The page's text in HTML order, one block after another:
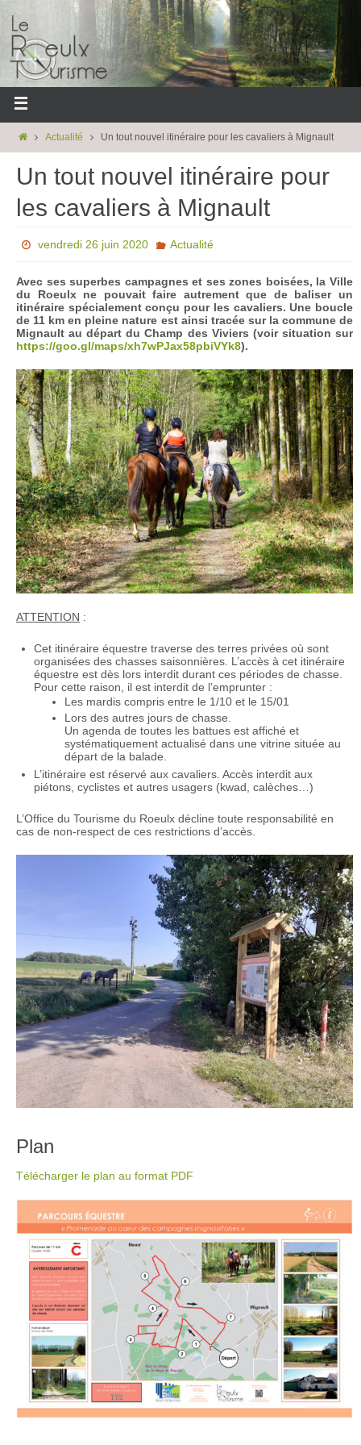
Actualité Un tout nouvel itinéraire pour les cavaliers à Mignault
Un tout nouvel itinéraire pour
les cavaliers à Mignault
vendredi 26 juin 2020 Actualité
Avec ses superbes campagnes et ses zones boisées, la Ville
du Roeulx ne pouvait faire autrement que de baliser un
itinéraire spécialement conçu pour les cavaliers. Une boucle
de 11 km en pleine nature est ainsi tracée sur la commune de
Mignault au départ du Champ des Viviers (voir situation sur
https://goo.gl/maps/xh7wPJax58pbiVYk8).
ATTENTION :
Cet itinéraire équestre traverse des terres privées où sont
organisées des chasses saisonnières. L’accès à cet itinéraire
équestre est dès lors interdit durant ces périodes de chasse.
Pour cette raison, il est interdit de l’emprunter :
Les mardis compris entre le 1/10 et le 15/01
Lors des autres jours de chasse.
Un agenda de toutes les battues est affiché et
systématiquement actualisé dans une vitrine située au
départ de la balade.
L’itinéraire est réservé aux cavaliers. Accès interdit aux
piétons, cyclistes et autres usagers (kwad, calèches…)
L’Office du Tourisme du Roeulx décline toute responsabilité en
cas de non-respect de ces restrictions d’accès.
Plan
Télécharger le plan au format PDF